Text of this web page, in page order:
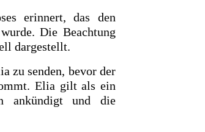
erinnert, das den
Die Beachtung
dargestellt.
zu senden, bevor der
Elia gilt als ein
ankündigt und die
The
BACK TO THE SOURCE OF LIFE |